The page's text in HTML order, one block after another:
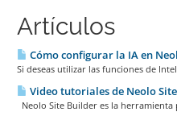
Artículos
Cómo configurar la IA en
Si deseas utilizar las funciones de
Video tutoriales de Neolo
Neolo Site Builder es la